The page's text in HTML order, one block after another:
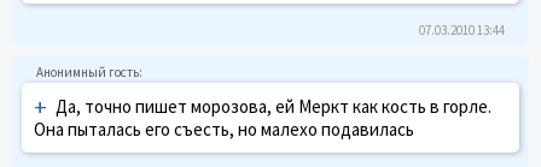
07.03.2010 13:44
+ Да, точно пишет морозова, ей Меркт как кость в горле.
Она пыталась его съесть, но малехо подавилась